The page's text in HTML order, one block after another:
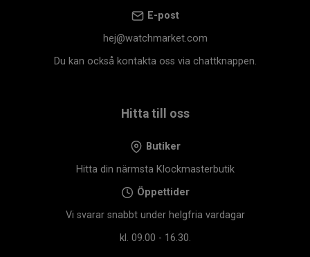
E-post
hej@watchmarket.com
Du kan också kontakta oss via chattknappen.
Hitta till oss
Butiker
Hitta din närmsta Klockmasterbutik
Öppettider
Vi svarar snabbt under helgfria vardagar
kl. 09.00 - 16.30.